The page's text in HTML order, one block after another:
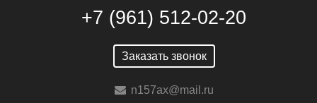
+7 (961) 512-02-20
Заказать звонок
n157ax@mail.ru